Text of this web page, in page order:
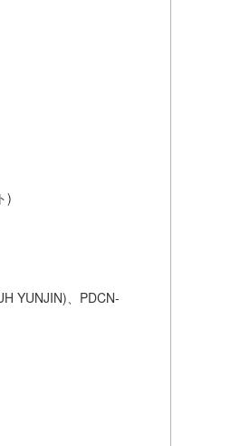
)
YUNJIN)、PDCN-